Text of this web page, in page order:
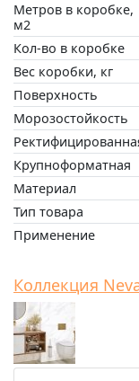
Метров в коробке,
м2
Кол-во в коробке
Вес коробки, кг
Поверхность
Морозостойкость
Крупноформатная
Материал
Тип товара
Применение
Коллекция